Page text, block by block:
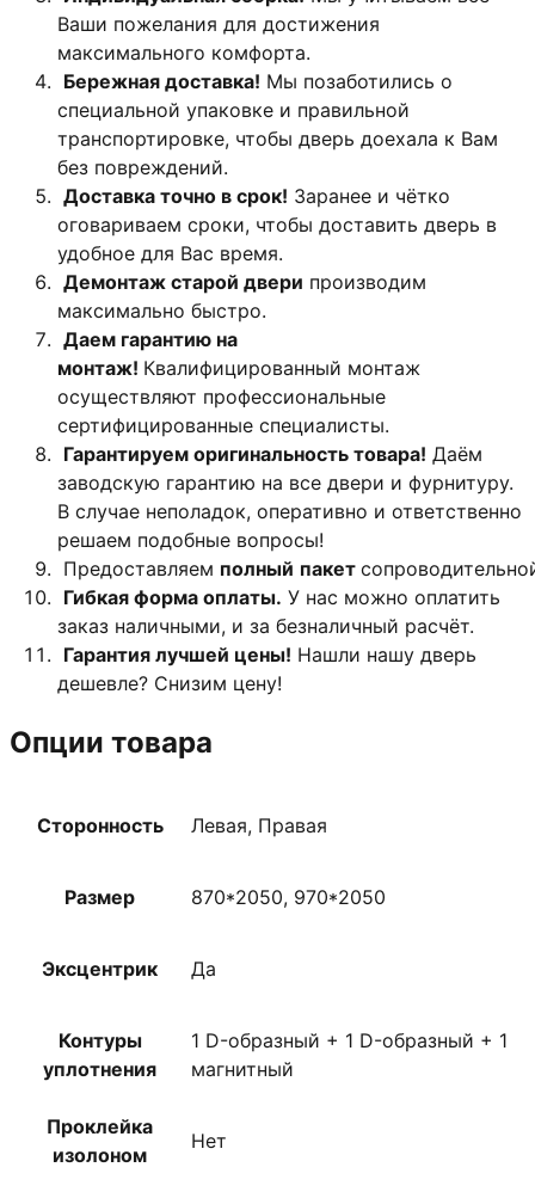
Ваши пожелания для достижения
максимального комфорта.
Бережная доставка! Мы позаботились о
специальной упаковке и правильной
транспортировке, чтобы дверь доехала к Вам
без повреждений.
Доставка точно в срок! Заранее и чётко
оговариваем сроки, чтобы доставить дверь в
удобное для Вас время.
Демонтаж старой двери производим
максимально быстро.
Даем гарантию на
монтаж! Квалифицированный монтаж
осуществляют профессиональные
сертифицированные специалисты.
Гарантируем оригинальность товара! Даём
заводскую гарантию на все двери и фурнитуру.
В случае неполадок, оперативно и ответственно
решаем подобные вопросы!
Предоставляем полный пакет
Гибкая форма оплаты. У нас можно оплатить
заказ наличными, и за безналичный расчёт.
Гарантия лучшей цены! Нашли нашу дверь
дешевле? Снизим цену!
Опции товара
Сторонность Левая, Правая
Размер 870*2050, 970*2050
Эксцентрик Да
Контуры
уплотнения
1 D-образный + 1 D-образный + 1
магнитный
Проклейка
изолоном
Нет